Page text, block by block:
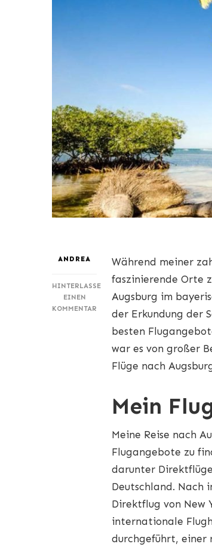
ANDREA
HINTERLASSE
EINEN
KOMMENTAR
FLIEGEN
NACH
FLÜGE
BUCHT
Während meiner
faszinierende Orte
Augsburg im
der Erkundung der
besten
war es von großer
Flüge nach
Mein
Meine Reise nach
Flugangebote zu
darunter
Deutschland. Nach
Direktflug von New
internationale
durchgeführt, einer